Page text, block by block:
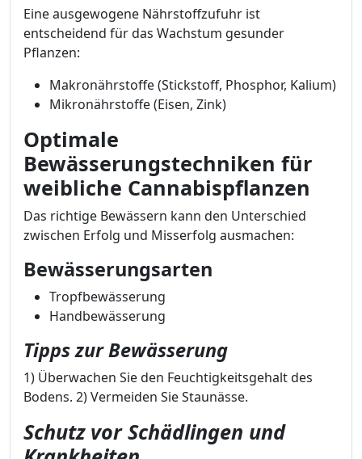
Eine ausgewogene Nährstoffzufuhr ist
entscheidend für das Wachstum gesunder
Pflanzen:
Makronährstoffe (Stickstoff, Phosphor, Kalium)
Mikronährstoffe (Eisen, Zink)
Optimale
Bewässerungstechniken für
weibliche Cannabispflanzen
Das richtige Bewässern kann den Unterschied
zwischen Erfolg und Misserfolg ausmachen:
Bewässerungsarten
Tropfbewässerung
Handbewässerung
Tipps zur Bewässerung
1) Überwachen Sie den Feuchtigkeitsgehalt des
Bodens. 2) Vermeiden Sie Staunässe.
Schutz vor Schädlingen und